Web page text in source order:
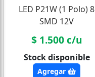
LED P21W (1 Polo) 8
SMD 12V
$ 1.500 c/u
Stock disponible
Agregar